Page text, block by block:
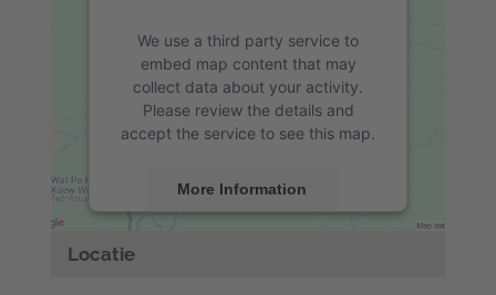
Locatie
We use a third party service to
embed map content that may
collect data about your activity.
Please review the details and
accept the service to see this map.
More Information